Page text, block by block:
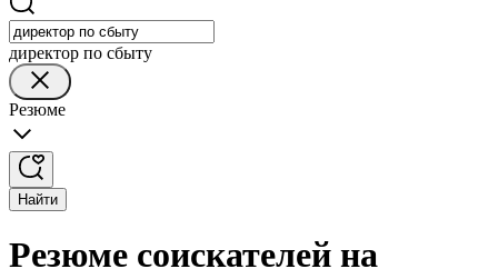
директор по сбыту
Резюме
Найти
Резюме соискателей на